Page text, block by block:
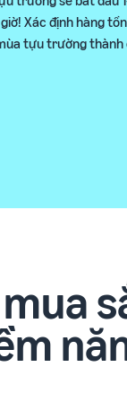
Xác định hàng
tựu trường thành
mua